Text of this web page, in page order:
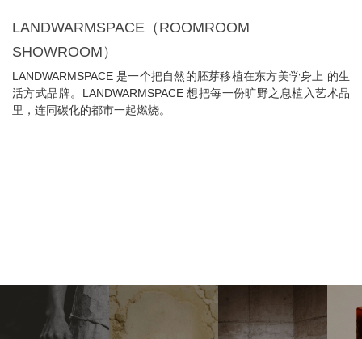
LANDWARMSPACE（ROOMROOM
SHOWROOM）
LANDWARMSPACE 是一个把自然的胚芽移植在东方美学身上 的生
活方式品牌。LANDWARMSPACE 想把每一份旷野之息植入艺术品
里，连同碳化的都市一起燃烧。